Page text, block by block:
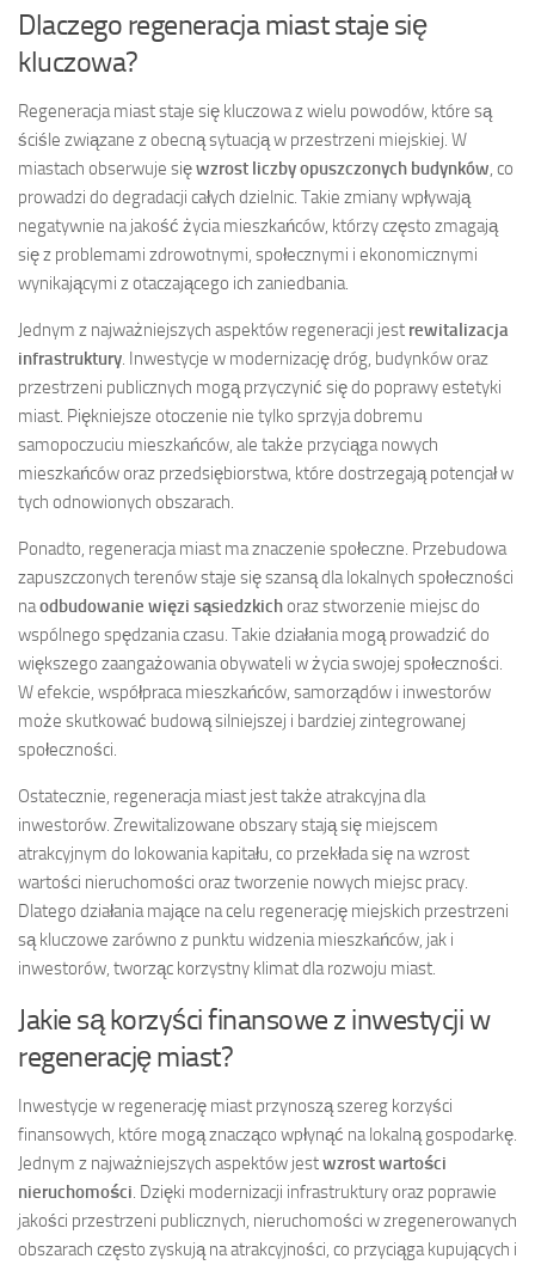
Dlaczego regeneracja miast staje się
kluczowa?
Regeneracja miast staje się kluczowa z wielu powodów, które są
ściśle związane z obecną sytuacją w przestrzeni miejskiej. W
miastach obserwuje sięwzrost liczby opuszczonych budynków, co
prowadzi do degradacji całych dzielnic. Takie zmiany wpływają
negatywnie na jakość życia mieszkańców, którzy często zmagają
się z problemami zdrowotnymi, społecznymi i ekonomicznymi
wynikającymi z otaczającego ich zaniedbania.
Jednym z najważniejszych aspektów regeneracji jest rewitalizacja
infrastruktury. Inwestycje w modernizację dróg, budynków oraz
przestrzeni publicznych mogą przyczynić się do poprawy estetyki
miast. Piękniejsze otoczenie nie tylko sprzyja dobremu
samopoczuciu mieszkańców, ale także przyciąga nowych
mieszkańców oraz przedsiębiorstwa, które dostrzegają potencjał w
tych odnowionych obszarach.
Ponadto, regeneracja miast ma znaczenie społeczne. Przebudowa
zapuszczonych terenów staje się szansą dla lokalnych społeczności
naodbudowanie więzi sąsiedzkichoraz stworzenie miejsc do
wspólnego spędzania czasu. Takie działania mogą prowadzić do
większego zaangażowania obywateli w życia swojej społeczności.
W efekcie, współpraca mieszkańców, samorządów i inwestorów
może skutkować budową silniejszej i bardziej zintegrowanej
społeczności.
Ostatecznie, regeneracja miast jest także atrakcyjna dla
inwestorów. Zrewitalizowane obszary stają się miejscem
atrakcyjnym do lokowania kapitału, co przekłada się na wzrost
wartości nieruchomości oraz tworzenie nowych miejsc pracy.
Dlatego działania mające na celu regenerację miejskich przestrzeni
są kluczowe zarówno z punktu widzenia mieszkańców, jak i
inwestorów, tworząc korzystny klimat dla rozwoju miast.
Jakie są korzyści finansowe z inwestycji w
regenerację miast?
Inwestycje w regenerację miast przynoszą szereg korzyści
finansowych, które mogą znacząco wpłynąć na lokalną gospodarkę.
Jednym z najważniejszych aspektów jestwzrost wartości
nieruchomości. Dzięki modernizacji infrastruktury oraz poprawie
jakości przestrzeni publicznych, nieruchomości w zregenerowanych
obszarach często zyskują na atrakcyjności, co przyciąga kupujących i